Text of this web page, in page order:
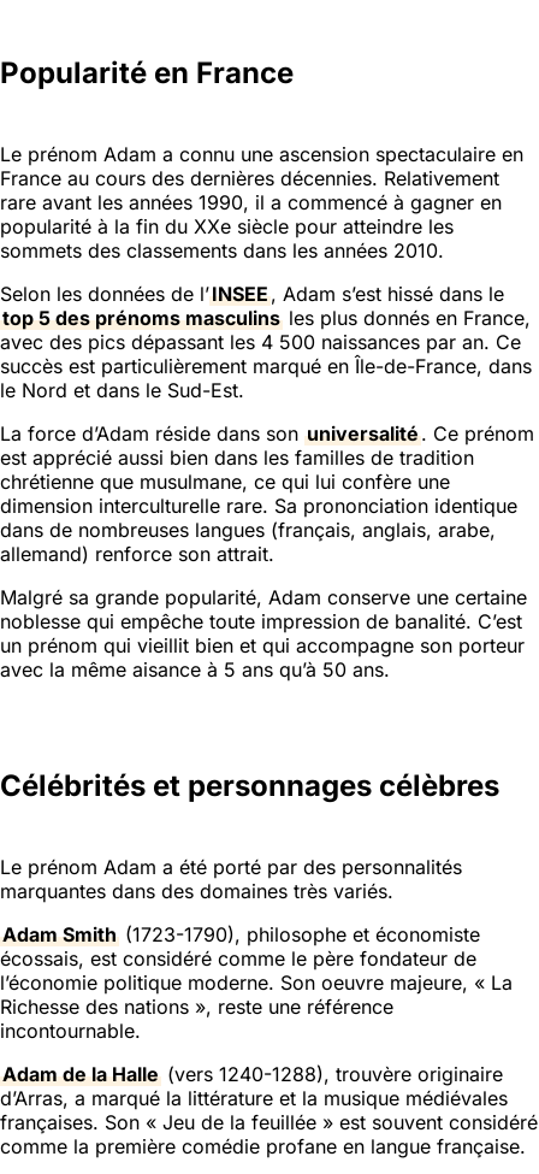
Popularité en France
Le prénom Adam a connu une ascension spectaculaire en
France au cours des dernières décennies. Relativement
rare avant les années 1990, il a commencé à gagner en
popularité à la fin du XXe siècle pour atteindre les
sommets des classements dans les années 2010.
Selon les données de l’INSEE, Adam s’est hissé dans le
top 5 des prénoms masculins les plus donnés en France,
avec des pics dépassant les 4 500 naissances par an. Ce
succès est particulièrement marqué en Île-de-France, dans
le Nord et dans le Sud-Est.
La force d’Adam réside dans son universalité. Ce prénom
est apprécié aussi bien dans les familles de tradition
chrétienne que musulmane, ce qui lui confère une
dimension interculturelle rare. Sa prononciation identique
dans de nombreuses langues (français, anglais, arabe,
allemand) renforce son attrait.
Malgré sa grande popularité, Adam conserve une certaine
noblesse qui empêche toute impression de banalité. C’est
un prénom qui vieillit bien et qui accompagne son porteur
avec la même aisance à 5 ans qu’à 50 ans.
Célébrités et personnages célèbres
Le prénom Adam a été porté par des personnalités
marquantes dans des domaines très variés.
Adam Smith (1723-1790), philosophe et économiste
écossais, est considéré comme le père fondateur de
l’économie politique moderne. Son oeuvre majeure, « La
Richesse des nations », reste une référence
incontournable.
Adam de la Halle (vers 1240-1288), trouvère originaire
d’Arras, a marqué la littérature et la musique médiévales
françaises. Son « Jeu de la feuillée » est souvent considéré
comme la première comédie profane en langue française.